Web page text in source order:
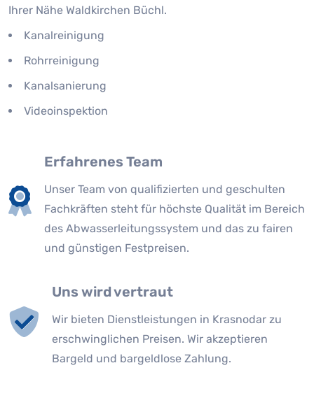
Ihrer Nähe Waldkirchen Büchl.
Kanalreinigung
Rohrreinigung
Kanalsanierung
Videoinspektion
Erfahrenes Team
Unser Team von qualifizierten und geschulten
Fachkräften steht für höchste Qualität im Bereich
des Abwasserleitungssystem und das zu fairen
und günstigen Festpreisen.
Uns wird vertraut
Wir bieten Dienstleistungen in Krasnodar zu
erschwinglichen Preisen. Wir akzeptieren
Bargeld und bargeldlose Zahlung.